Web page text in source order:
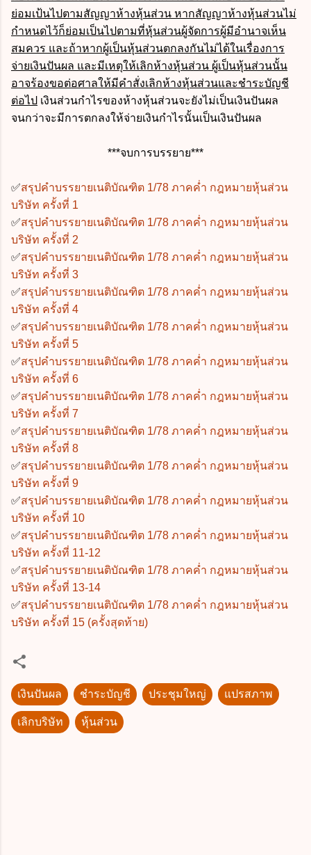
ย่อมเป้นไปตามสัญญาห้างหุ้นส่วน หากสัญญาห้างหุ้นส่วนไม่
กำหนดไว้ก็ย่อมเป็นไปตามที่หุ้นส่วนผู้จัดการผู้มีอำนาจเห็น
สมควร และถ้าหากผู้เป็นหุ้นส่วนตกลงกันไม่ได้ในเรื่องการ
จ่ายเงินปันผล และมีเหตุให้เลิกห้างหุ้นส่วน ผู้เป็นหุ้นส่วนนั้น
อาจร้องขอต่อศาลให้มีคำสั่งเลิกห้างหุ้นส่วนและชำระบัญชี
ต่อไป เงินส่วนกำไรของห้างหุ้นส่วนจะยังไม่เป็นเงินปันผล
จนกว่าจะมีการตกลงให้จ่ายเงินกำไรนั้นเป็นเงินปันผล
***จบการบรรยาย***
✅สรุปคำบรรยายเนติบัณฑิต 1/78 ภาคค่ำ กฎหมายหุ้นส่วน
บริษัท ครั้งที่ 1
✅สรุปคำบรรยายเนติบัณฑิต 1/78 ภาคค่ำ กฎหมายหุ้นส่วน
บริษัท ครั้งที่ 2
✅สรุปคำบรรยายเนติบัณฑิต 1/78 ภาคค่ำ กฎหมายหุ้นส่วน
บริษัท ครั้งที่ 3
✅สรุปคำบรรยายเนติบัณฑิต 1/78 ภาคค่ำ กฎหมายหุ้นส่วน
บริษัท ครั้งที่ 4
✅สรุปคำบรรยายเนติบัณฑิต 1/78 ภาคค่ำ กฎหมายหุ้นส่วน
บริษัท ครั้งที่ 5
✅สรุปคำบรรยายเนติบัณฑิต 1/78 ภาคค่ำ กฎหมายหุ้นส่วน
บริษัท ครั้งที่ 6
✅สรุปคำบรรยายเนติบัณฑิต 1/78 ภาคค่ำ กฎหมายหุ้นส่วน
บริษัท ครั้งที่ 7
✅สรุปคำบรรยายเนติบัณฑิต 1/78 ภาคค่ำ กฎหมายหุ้นส่วน
บริษัท ครั้งที่ 8
✅สรุปคำบรรยายเนติบัณฑิต 1/78 ภาคค่ำ กฎหมายหุ้นส่วน
บริษัท ครั้งที่ 9
✅สรุปคำบรรยายเนติบัณฑิต 1/78 ภาคค่ำ กฎหมายหุ้นส่วน
บริษัท ครั้งที่ 10
✅สรุปคำบรรยายเนติบัณฑิต 1/78 ภาคค่ำ กฎหมายหุ้นส่วน
บริษัท ครั้งที่ 11-12
✅สรุปคำบรรยายเนติบัณฑิต 1/78 ภาคค่ำ กฎหมายหุ้นส่วน
บริษัท ครั้งที่ 13-14
✅สรุปคำบรรยายเนติบัณฑิต 1/78 ภาคค่ำ กฎหมายหุ้นส่วน
บริษัท ครั้งที่ 15 (ครั้งสุดท้าย)
เงินปันผล ชำระบัญชี ประชุมใหญ่ แปรสภาพ
เลิกบริษัท หุ้นส่วน